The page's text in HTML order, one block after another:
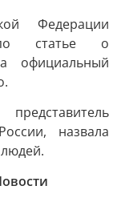
Федерации
статье о
официальный
назвала